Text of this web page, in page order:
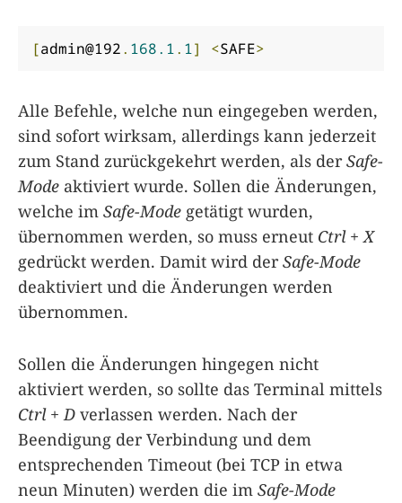
[admin@192. 168.1. 1] <SAFE>
Alle Befehle, welche nun eingegeben werden,
sind sofort wirksam, allerdings kann jederzeit
zum Stand zurückgekehrt werden, als derSafe-
Mode aktiviert wurde. Sollen die Änderungen,
welche im Safe-Mode getätigt wurden,
übernommen werden, so muss erneut Ctrl + X
gedrückt werden. Damit wird derSafe-Mode
deaktiviert und die Änderungen werden
übernommen.
Sollen die Änderungen hingegen nicht
aktiviert werden, so sollte das Terminal mittels
Ctrl + D verlassen werden. Nach der
Beendigung der Verbindung und dem
entsprechenden Timeout (bei TCP in etwa
neun Minuten) werden die im Safe-Mode